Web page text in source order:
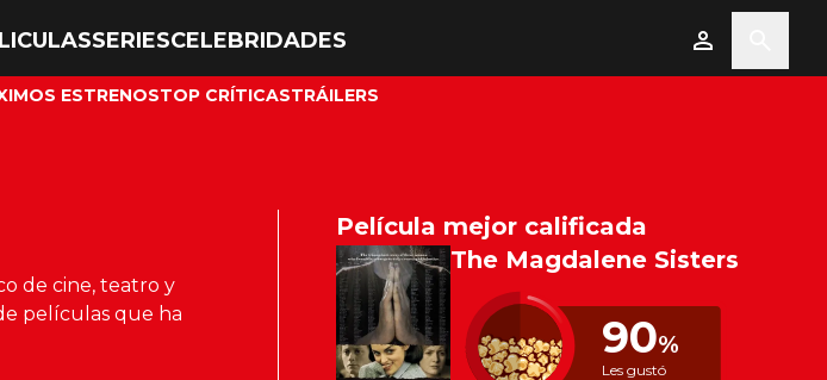
SERIESCELEBRIDADES
ESTRENOSTOP CRÍTICASTRÁILERS
de cine, teatro y
películas que ha
Película mejor calificada
The Magdalene Sisters
90%
Les gustó